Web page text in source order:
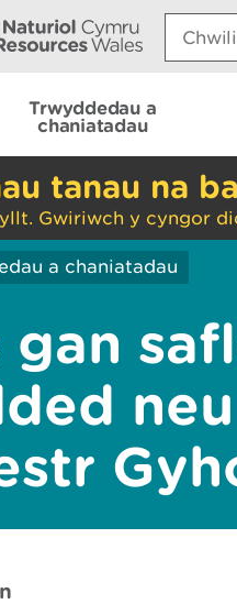
Search:
Trwyddedau a
chaniatadau
tanau na
Gwiriwch y cyngor
a chaniatadau
gan